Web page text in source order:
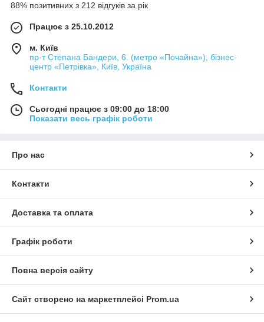
88% позитивних з 212 відгуків за рік
Працює з 25.10.2012
м. Київ
пр-т Степана Бандери, 6. (метро «Почайна»), бізнес-
центр «Петрівка», Київ, Україна
Контакти
Сьогодні працює з 09:00 до 18:00
Показати весь графік роботи
Про нас
Контакти
Доставка та оплата
Графік роботи
Повна версія сайту
Сайт створено на маркетплейсі Prom.ua